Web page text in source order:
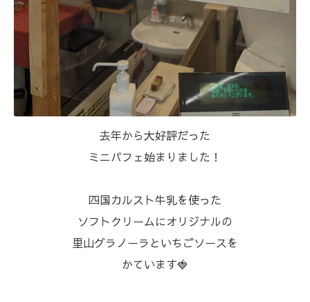
⁡去年から大好評だった
ミニパフェ始まりました！
四国カルスト牛乳を使った
ソフトクリームにオリジナルの
里山グラノーラといちごソースを
かています🍓